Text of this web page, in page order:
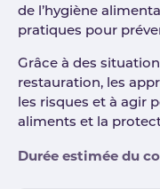
de l’hygiène
pratiques pour
Grâce à des
restauration, les
les risques et à agir
aliments et la
Durée estimée du